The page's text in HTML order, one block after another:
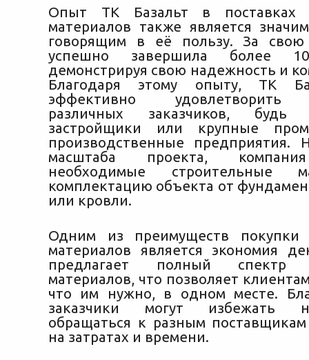
Опыт ТК Базальт в поставках
материалов также является
говорящим в её пользу. За
успешно завершила более
демонстрируя свою надежность и
Благодаря этому опыту, ТК
эффективно удовлетворить
различных заказчиков,
застройщики или крупные
производственные предприятия.
масштаба проекта,
необходимые строительные
комплектацию объекта от
или кровли.
Одним из преимуществ покупки
материалов является экономия
предлагает полный спектр
материалов, что позволяет
что им нужно, в одном месте.
заказчики могут избежать
обращаться к разным
на затратах и времени.